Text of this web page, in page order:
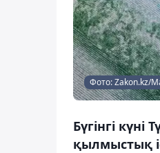
Фото: Zakon.kz/
Бүгінгі
қылмыстық